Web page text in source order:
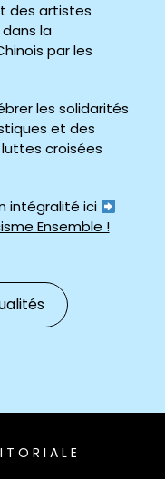
des artistes
la
par les
les solidarités
et des
croisées
intégralité ici
Ensemble !